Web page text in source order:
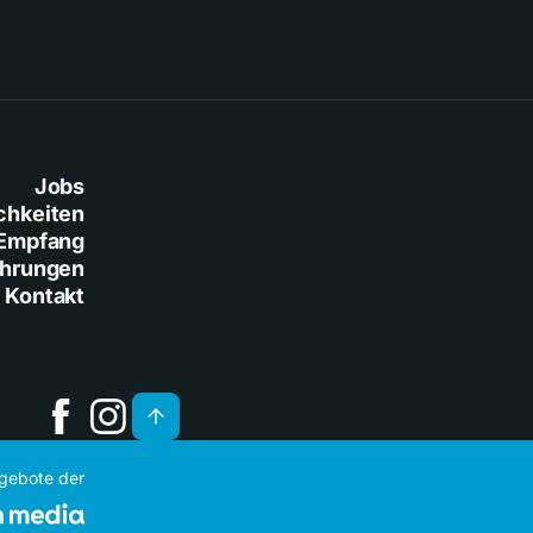
Jobs
Kontakt
der